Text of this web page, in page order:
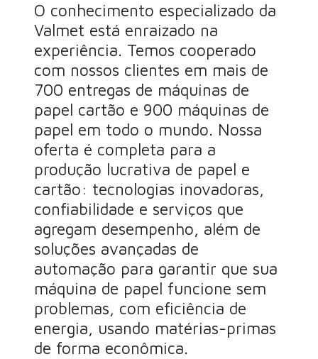
O conhecimento especializado da
Valmet está enraizado na
experiência. Temos cooperado
com nossos clientes em mais de
700 entregas de máquinas de
papel cartão e 900 máquinas de
papel em todo o mundo. Nossa
oferta é completa para a
produção lucrativa de papel e
cartão: tecnologias inovadoras,
confiabilidade e serviços que
agregam desempenho, além de
soluções avançadas de
automação para garantir que sua
máquina de papel funcione sem
problemas, com eficiência de
energia, usando matérias-primas
de forma econômica.